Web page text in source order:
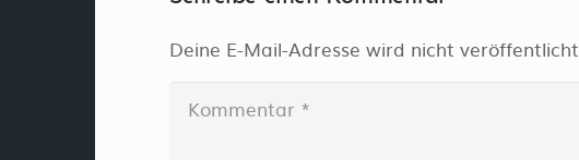
Deine E-Mail-Adresse wird nicht veröffentlicht.